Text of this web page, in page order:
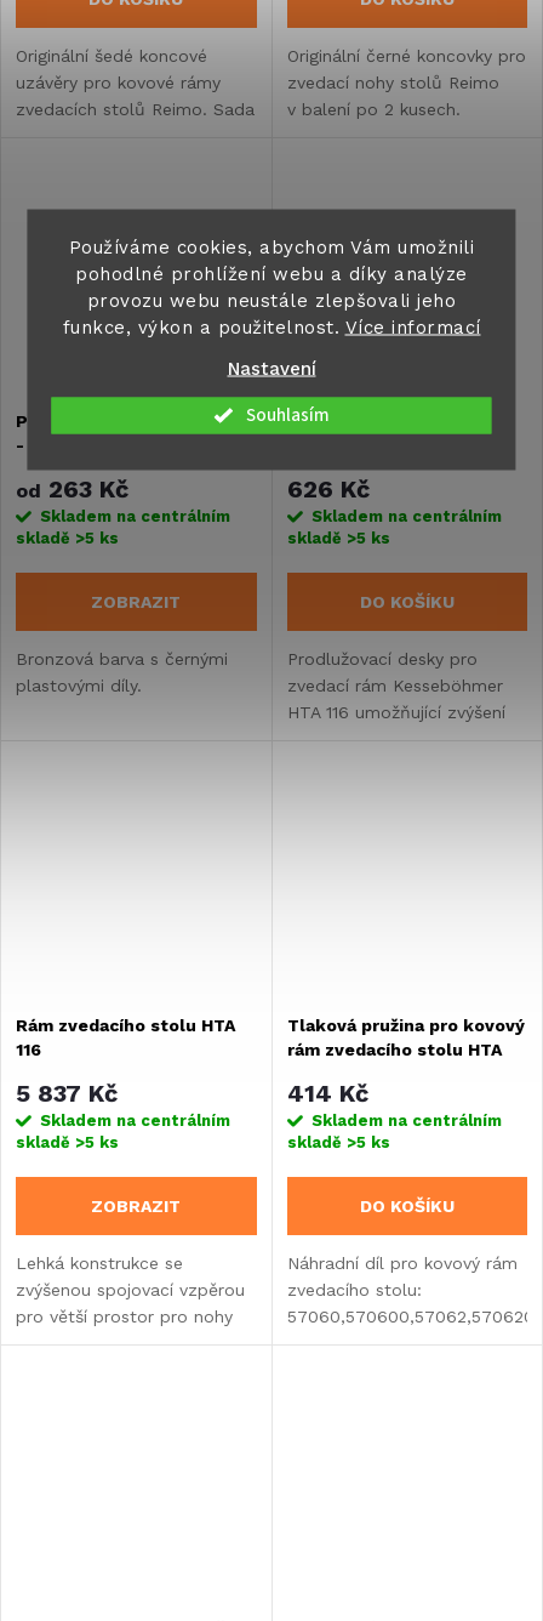
Používáme cookies, abychom Vám umožnili
pohodlné prohlížení webu a díky analýze
provozu webu neustále zlepšovali jeho
funkce, výkon a použitelnost. Více informací
Nastavení
Souhlasím
Originální šedé koncové
uzávěry pro kovové rámy
zvedacích stolů Reimo. Sada
Originální černé koncovky pro
zvedací nohy stolů Reimo
v balení po 2 kusech.
bez...
Pant pro prodloužení stolu
- různé délky
od 263 Kč
Skladem na centrálním
skladě >5 ks
ZOBRAZIT
Bronzová barva s černými
plastovými díly.
Prodlužovací desky pro
626 Kč
Skladem na centrálním
skladě >5 ks
DO KOŠÍKU
Prodlužovací desky pro
zvedací rám Kesseböhmer
HTA 116 umožňující zvýšení
Rám zvedacího stolu HTA
116
5 837 Kč
Skladem na centrálním
skladě >5 ks
ZOBRAZIT
Lehká konstrukce se
zvýšenou spojovací vzpěrou
pro větší prostor pro nohy
(výhoda pro úzké skupiny
Tlaková pružina pro kovový
rám zvedacího stolu HTA
414 Kč
Skladem na centrálním
skladě >5 ks
DO KOŠÍKU
Náhradní díl pro kovový rám
zvedacího stolu: